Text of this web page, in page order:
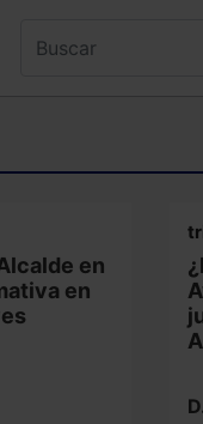
en
en